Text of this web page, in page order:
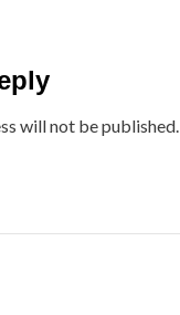
will not be published.